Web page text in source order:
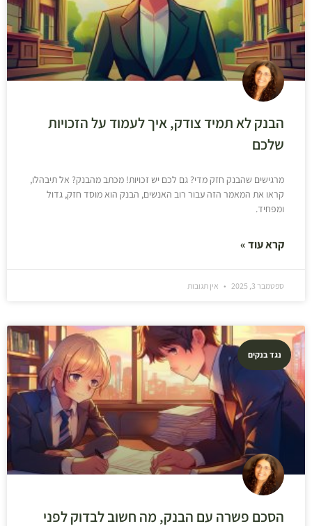
הבנק לא תמיד צודק, איך לעמוד על הזכויות
שלכם
מרגישים שהבנק חזק מדי? גם לכם יש זכויות! מכתב מהבנק? אל תיבהלו,
קראו את המאמר הזה עבור רוב האנשים, הבנק הוא מוסד חזק, גדול
ומפחיד.
קרא עוד »
ספטמבר 3, 2025 אין תגובות
נגד בנקים
הסכם פשרה עם הבנק, מה חשוב לבדוק לפני